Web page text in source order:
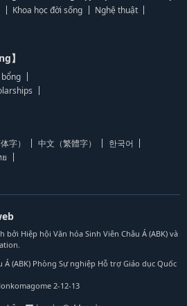
Khoa học đời sống
Nghệ thuật
】
字） 中文（繁體字）
한국어
bởi Hiệp hội Văn hóa Sinh Viên Châu Á (ABK) và
Á (ABK) Phòng Sự nghiệp Hỗ trợ Giáo dục Quốc
2-12-13